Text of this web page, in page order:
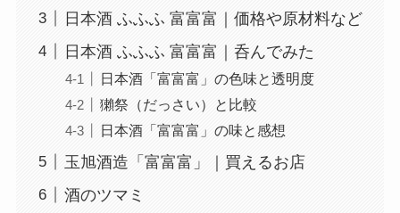
日本酒 ふふふ 富富富｜価格や原材料など
日本酒 ふふふ 富富富｜呑んでみた
日本酒「富富富」の色味と透明度
獺祭（だっさい）と比較
日本酒「富富富」の味と感想
玉旭酒造「富富富」｜買えるお店
酒のツマミ